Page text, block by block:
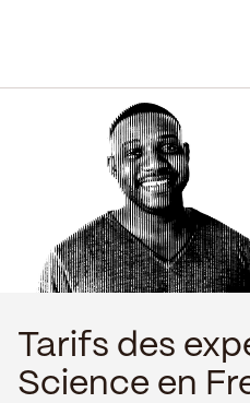
Tarifs des
Science en